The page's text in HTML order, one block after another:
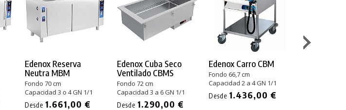
Edenox Reserva
Neutra MBM
Fondo 70 cm
Capacidad 3 o 4 GN 1/1
Desde 1.661,00 €
Edenox Cuba Seco
Ventilado CBMS
Fondo 72 cm
Capacidad 3 a 6 GN 1/1
Desde 1.290,00 €
Edenox Carro CBM
Fondo 66,7 cm
Capacidad 2 a 4 GN 1/1
Desde 1.436,00 €